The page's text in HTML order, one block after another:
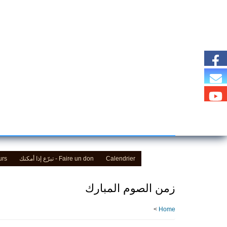
Faire un don - تبرّع إذا أمكنك Calendrier
زمن الصوم المبارك
Home
>